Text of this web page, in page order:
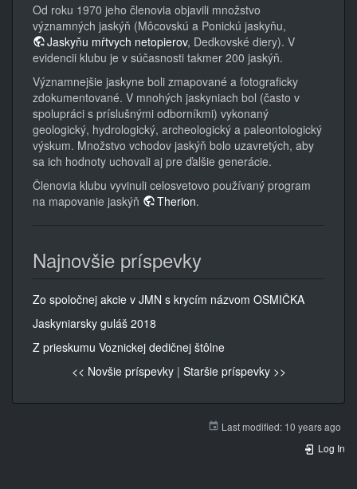
Od roku 1970 jeho členovia objavili množstvo
významných jaskýň (Môcovskú a Ponickú jaskyňu,
Jaskyňu mŕtvych netopierov, Dedkovské diery). V
evidencii klubu je v súčasnosti takmer 200 jaskýň.
Významnejšie jaskyne boli zmapované a fotograficky
zdokumentované. V mnohých jaskyniach bol (často v
spolupráci s príslušnými odborníkmi) vykonaný
geologický, hydrologický, archeologický a paleontologický
výskum. Množstvo vchodov jaskýň bolo uzavretých, aby
sa ich hodnoty uchovali aj pre ďalšie generácie.
Členovia klubu vyvinuli celosvetovo používaný program
na mapovanie jaskýň
Therion.
Najnovšie príspevky
Zo spoločnej akcie v JMN s krycím názvom OSMIČKA
Jaskyniarsky guláš 2018
Z prieskumu Voznickej dedičnej štôlne
<< Novšie príspevky| Staršie príspevky >>
Last modified: 10 years ago
Log In